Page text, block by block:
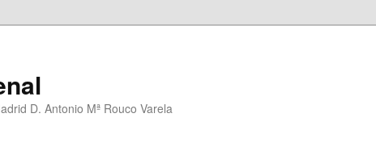
D. Antonio Mª Rouco Varela